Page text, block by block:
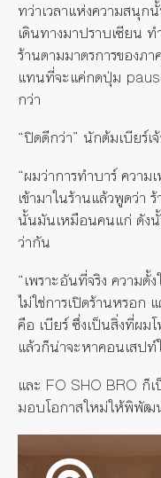
ทว่าเวลาแห่งความสนุ
เดินทางมาปราบเซียน
ร้านตามมาตรการของภ
แทนที่จะแค่กดปุ่ม
กว่า
“ปิดดีกว่า” นักต้มเบียร์เ
“ผมว่าการทำบาร์ ควา
เข้ามาในร้านแล้วพูดว่า
นั้นมันเหมือนคนแก่ ดังนั้
ว่ากัน
“เพราะอันที่จริง ความตั้
ไม่ใช่การเปิดร้านหรอก
คือ เบียร์ ซึ่งเป็นสิ่งที่ผม
แล้วก็น่าจะหาคอนเสป
และ FO SHO BRO ก็
มอบโอกาสใหม่ให้พิพัฒ